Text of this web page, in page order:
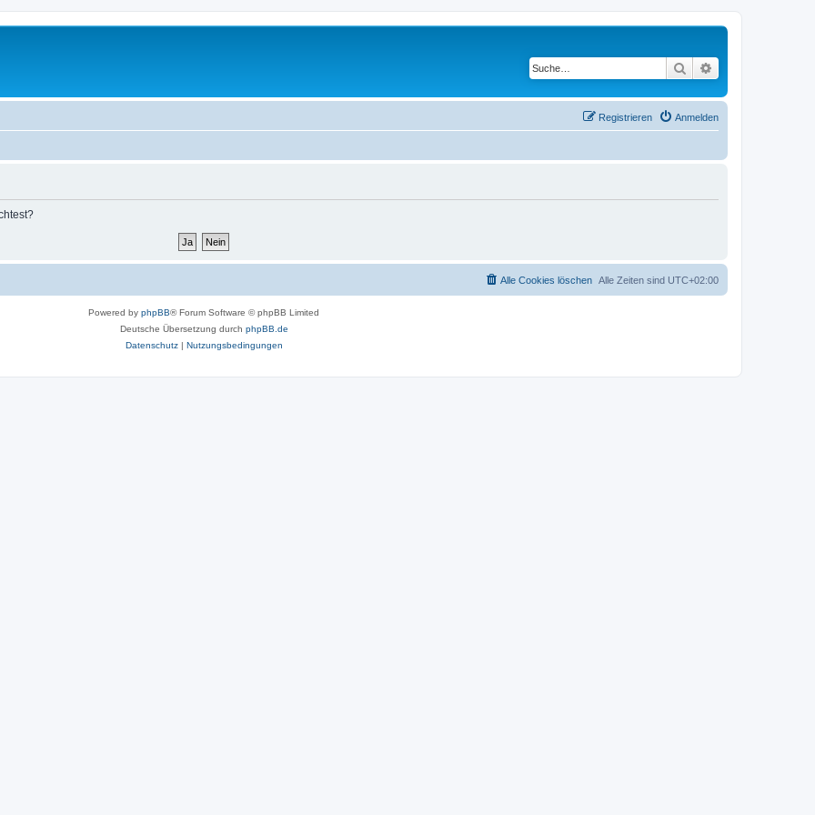
Suche
Anmelden
Registrieren
Alle Zeiten sind UTC+02:00
Alle Cookies löschen
Powered by phpBB® Forum Software © phpBB Limited
Deutsche Übersetzung durch phpBB.de
Datenschutz| Nutzungsbedingungen